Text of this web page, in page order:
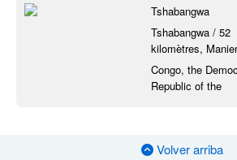
Tshabangwa
Tshabangwa / 52
kilomètres,
Congo, the
Republic of the
Volver arriba